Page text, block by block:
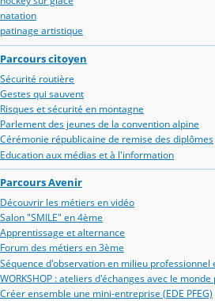
natation
patinage artistique
Parcours citoyen
Sécurité routière
Gestes qui sauvent
Risques et sécurité en montagne
Parlement des jeunes de la convention alpine
Cérémonie républicaine de remise des diplômes
Education aux médias et à l'information
Parcours Avenir
Découvrir les métiers en vidéo
Salon "SMILE" en 4ème
Apprentissage et alternance
Forum des métiers en 3ème
Séquence d'observation en milieu professionnel
WORKSHOP : ateliers d'échanges avec le
Créer ensemble une mini-entreprise (EDE PFEG)